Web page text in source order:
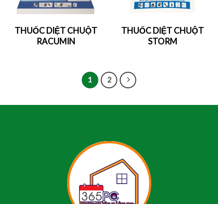
THUỐC DIỆT CHUỘT
RACUMIN
THUỐC DIỆT CHUỘT
STORM
1 2